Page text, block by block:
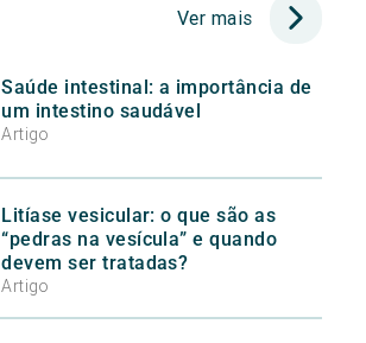
Ver mais
Saúde intestinal: a importância de
um intestino saudável
Artigo
Litíase vesicular: o que são as
“pedras na vesícula” e quando
devem ser tratadas?
Artigo